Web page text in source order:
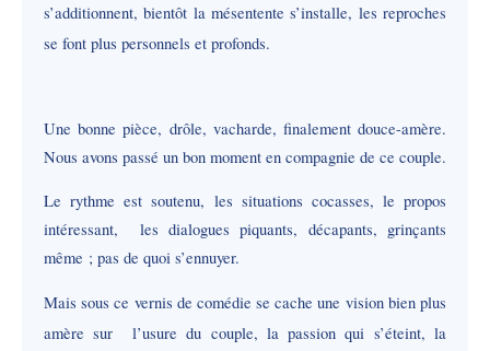
s’additionnent, bientôt la mésentente s’installe, les reproches
se font plus personnels et profonds.
Une bonne pièce, drôle, vacharde, finalement douce-amère.
Nous avons passé un bon moment en compagnie de ce couple.
Le rythme est soutenu, les situations cocasses, le propos
intéressant, les dialogues piquants, décapants, grinçants
même ; pas de quoi s’ennuyer.
Mais sous ce vernis de comédie se cache une vision bien plus
amère sur l’usure du couple, la passion qui s’éteint, la